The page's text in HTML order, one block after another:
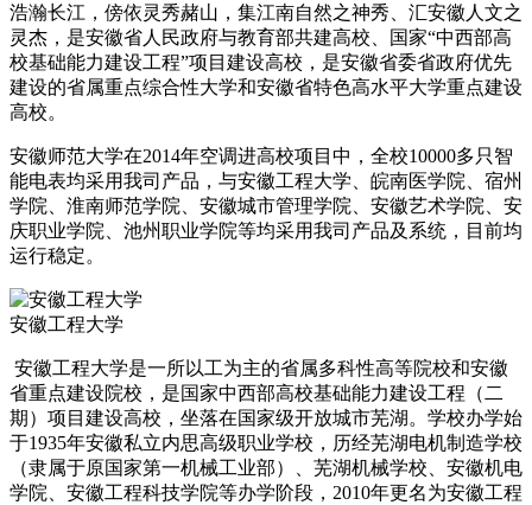
浩瀚长江，傍依灵秀赭山，集江南自然之神秀、汇安徽人文之
灵杰，是安徽省人民政府与教育部共建高校、国家“中西部高
校基础能力建设工程”项目建设高校，是安徽省委省政府优先
建设的省属重点综合性大学和安徽省特色高水平大学重点建设
高校。
安徽师范大学在2014年空调进高校项目中，全校10000多只智
能电表均采用我司产品，与安徽工程大学、皖南医学院、宿州
学院、淮南师范学院、安徽城市管理学院、安徽艺术学院、安
庆职业学院、池州职业学院等均采用我司产品及系统，目前均
运行稳定。
安徽工程大学
安徽工程大学是一所以工为主的省属多科性高等院校和安徽
省重点建设院校，是国家中西部高校基础能力建设工程（二
期）项目建设高校，坐落在国家级开放城市芜湖。学校办学始
于1935年安徽私立内思高级职业学校，历经芜湖电机制造学校
（隶属于原国家第一机械工业部）、芜湖机械学校、安徽机电
学院、安徽工程科技学院等办学阶段，2010年更名为安徽工程